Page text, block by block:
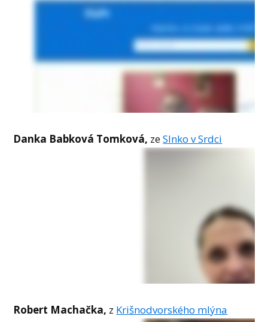
Danka Babková Tomková, zeSlnko v Srdci
Robert Machačka, z Krišnodvorského mlýna